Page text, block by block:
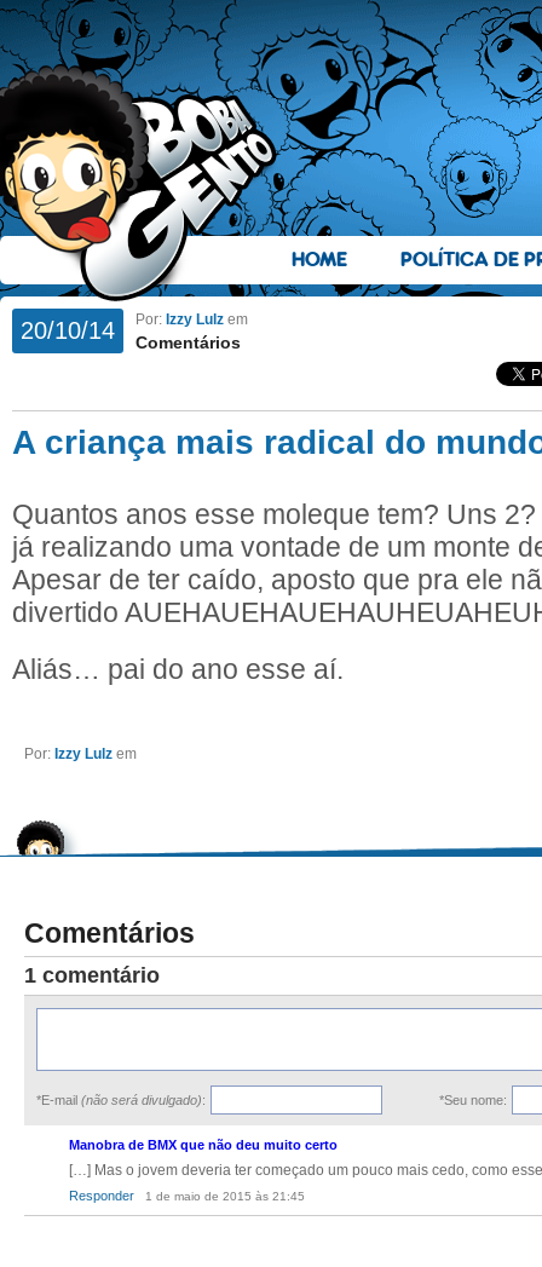
HOME POLÍTICA DE
20/10/14 Por: Izzy Lulz em
Comentários
A criança mais radical do
Quantos anos esse moleque tem? Uns
já realizando uma vontade de um monte
Apesar de ter caído, aposto que pra ele
divertido
Aliás… pai do ano esse aí.
Por: Izzy Lulz em
Comentários
1 comentário
*E-mail (não será divulgado): *Seu nome:
Manobra de BMX que não deu muito certo
1 de maio de 2015 às 21:45
[…] Mas o jovem deveria ter começado um pouco mais cedo, como
Responder